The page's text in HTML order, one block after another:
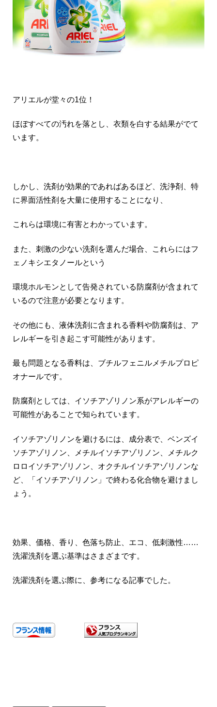
アリエルが堂々の1位！
ほぼすべての汚れを落とし、衣類を白する結果がでて
います。
しかし、洗剤が効果的であればあるほど、洗浄剤、特
に界面活性剤を大量に使用することになり、
これらは環境に有害とわかっています。
また、刺激の少ない洗剤を選んだ場合、これらにはフ
ェノキシエタノールという
環境ホルモンとして告発されている防腐剤が含まれて
いるので注意が必要となります。
その他にも、液体洗剤に含まれる香料や防腐剤は、ア
レルギーを引き起こす可能性があります。
最も問題となる香料は、ブチルフェニルメチルプロピ
オナールです。
防腐剤としては、イソチアゾリノン系がアレルギーの
可能性があることで知られています。
イソチアゾリノンを避けるには、成分表で、ベンズイ
ソチアゾリノン、メチルイソチアゾリノン、メチルク
ロロイソチアゾリノン、オクチルイソチアゾリノンな
ど、「イソチアゾリノン」で終わる化合物を避けまし
ょう。
効果、価格、香り、色落ち防止、エコ、低刺激性……
洗濯洗剤を選ぶ基準はさまざまです。
洗濯洗剤を選ぶ際に、参考になる記事でした。